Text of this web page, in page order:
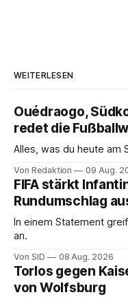
WEITERLESEN
Ouédraogo,
redet die
Alles, was du heute am
Von Redaktion 09 Aug.
FIFA stärkt
Rundumschlag
In einem Statement
an.
Von SID 08 Aug. 2026
Torlos gegen
von Wolfsburg